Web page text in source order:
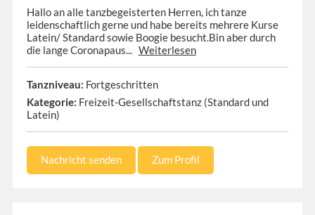
Hallo an alle tanzbegeisterten Herren, ich tanze
leidenschaftlich gerne und habe bereits mehrere Kurse
Latein/ Standard sowie Boogie besucht.Bin aber durch
die lange Coronapaus... Weiterlesen
Tanzniveau: Fortgeschritten
Kategorie: Freizeit-Gesellschaftstanz (Standard und
Latein)
Nachricht senden Zum Profil